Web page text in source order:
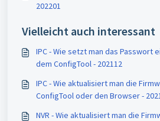
202201
Vielleicht auch interessant
IPC - Wie setzt man das Passwort
dem ConfigTool - 202112
IPC - Wie aktualisiert man die
ConfigTool oder den Browser -
NVR - Wie aktualisiert man die